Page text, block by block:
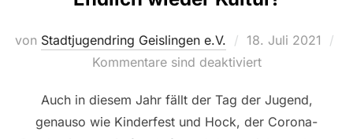
von Stadtjugendring Geislingen e.V.
Veröffentlicht
am
18. Juli 2021
Kommentare sind deaktiviert
Auch in diesem Jahr fällt der Tag der Jugend,
genauso wie Kinderfest und Hock, der Corona-